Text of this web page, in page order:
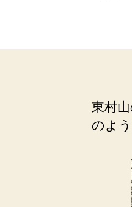
東村
のよ